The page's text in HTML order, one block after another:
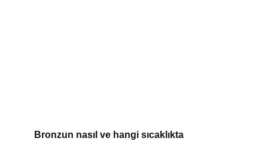
Bronzun nasıl ve hangi sıcaklıkta